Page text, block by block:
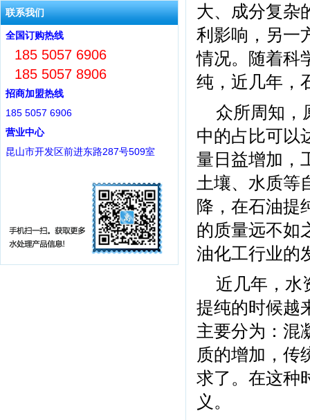
大、成分复杂
利影响，另一
情况。随着科
纯，近几年，
众所周知，
中的占比可以
量日益增加，
土壤、水质等
降，在石油提
的质量远不如
油化工行业的
近几年，水
提纯的时候越
主要分为：混
质的增加，传
求了。在这种
义。
联系我们
全国订购热线
185 5057 6906
185 5057 8906
招商加盟热线
185 5057 6906
营业中心
昆山市开发区前进东路287号509室